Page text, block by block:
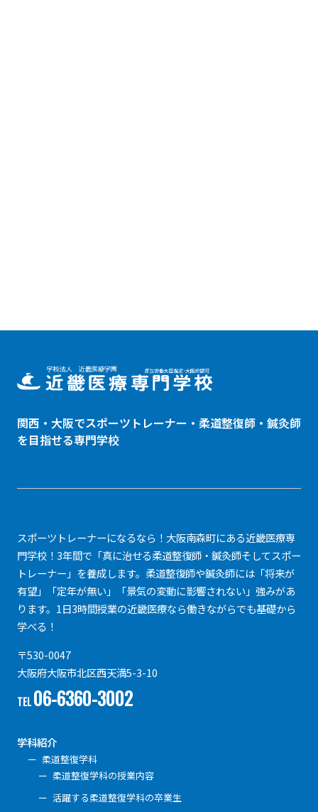
関西・大阪でスポーツトレーナー・ 柔道整復師 ・鍼灸師
を目指せる専門学校
スポーツトレーナーになるなら！大阪南森町にある近畿医療専
門学校！3年間で「真に治せる柔道整復師・鍼灸師そしてスポー
トレーナー」を養成します。柔道整復師や鍼灸師には「将来が
有望」「定年が無い」「景気の変動に影響されない」強みがあ
ります。1日3時間授業の近畿医療なら働きながらでも基礎から
学べる！
〒530-0047
大阪府大阪市北区西天満5-3-10
TEL06-6360-3002
学科紹介
柔道整復学科
柔道整復学科の授業内容
活躍する柔道整復学科の卒業生